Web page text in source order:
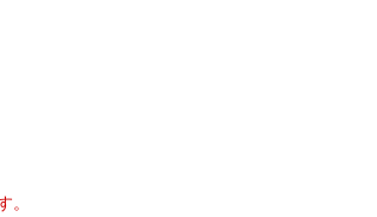
。